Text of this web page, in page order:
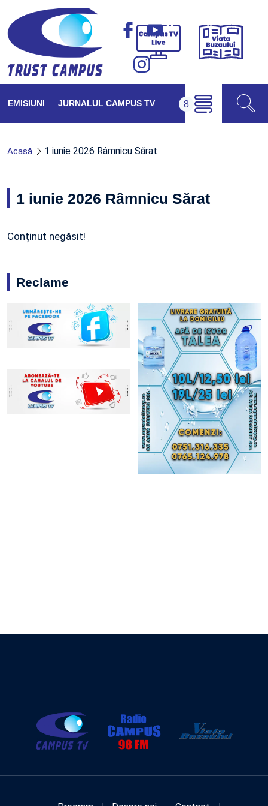
Campus
Viața
EMISIUNI JURNALUL CAMPUS TV
Acasă 1 iunie 2026 Râmnicu Sărat
1 iunie 2026 Râmnicu Sărat
Conținut negăsit!
Reclame